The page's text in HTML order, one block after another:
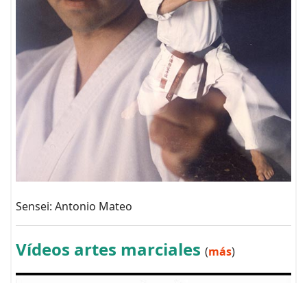
Sensei: Antonio Mateo
Vídeos artes marciales (más)